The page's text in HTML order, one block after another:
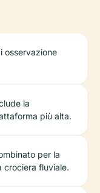
osservazione
la
più alta.
per la
crociera fluviale.